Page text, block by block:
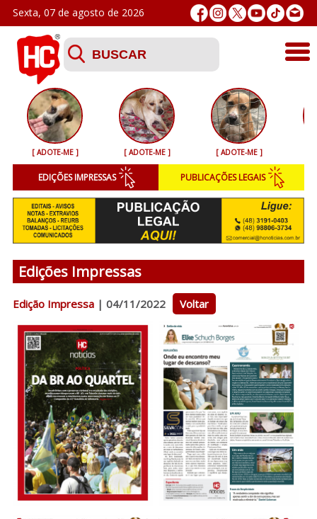
Sexta, 07 de agosto de 2026
Últimas
Esporte
Segurança
Geral
Variedades
Colunistas
Podcasts
Sobre o HC
[ ADOTE-ME ] [ ADOTE-ME ] [ ADOTE-ME ]
EDIÇÕES IMPRESSAS PUBLICAÇÕES LEGAIS
Edições Impressas
Edição Impressa| 04/11/2022 Voltar